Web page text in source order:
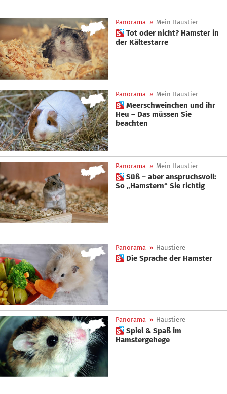
Panorama » Mein Haustier
 Tot oder nicht? Hamster in
der Kältestarre
Panorama » Mein Haustier
 Meerschweinchen und ihr
Heu – Das müssen Sie
beachten
Panorama » Mein Haustier
 Süß – aber anspruchsvoll:
So „Hamstern“ Sie richtig
Panorama » Haustiere
 Die Sprache der Hamster
Panorama » Haustiere
 Spiel & Spaß im
Hamstergehege